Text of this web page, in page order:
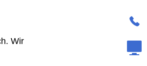
Wir